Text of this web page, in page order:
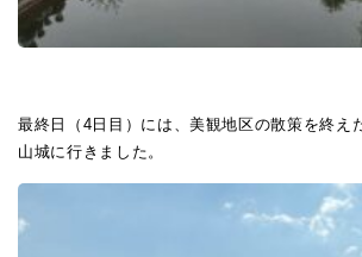
最終日（4日目）には、美観地区の散策を終え
山城に行きました。